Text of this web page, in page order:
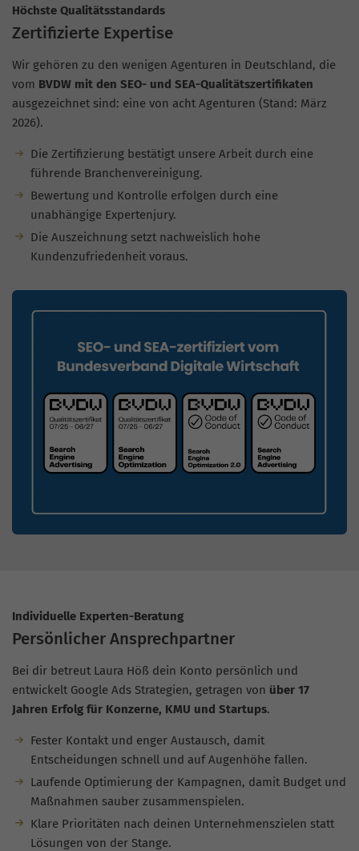
Höchste Qualitätsstandards
Zertifizierte Expertise
Wir gehören zu den wenigen Agenturen in Deutschland, die
vom BVDW mit den SEO- und SEA-Qualitätszertifikaten
ausgezeichnet sind: eine von acht Agenturen (Stand: März
2026).
Die Zertifizierung bestätigt unsere Arbeit durch eine
führende Branchenvereinigung.
Bewertung und Kontrolle erfolgen durch eine
unabhängige Expertenjury.
Die Auszeichnung setzt nachweislich hohe
Kundenzufriedenheit voraus.
Individuelle Experten-Beratung
Persönlicher Ansprechpartner
Bei dir betreut Laura Höß dein Konto persönlich und
entwickelt Google Ads Strategien, getragen von über 17
Jahren Erfolg für Konzerne, KMU und Startups.
Fester Kontakt und enger Austausch, damit
Entscheidungen schnell und auf Augenhöhe fallen.
Laufende Optimierung der Kampagnen, damit Budget und
Maßnahmen sauber zusammenspielen.
Klare Prioritäten nach deinen Unternehmenszielen statt
Lösungen von der Stange.